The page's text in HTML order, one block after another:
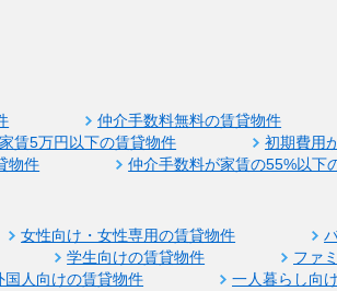
仲介手数料無料の賃貸物件
家賃5万円以下の賃貸物件 初期費用
物件
仲介手数料が家賃の55%以下
女性向け・女性専用の賃貸物件
学生向けの賃貸物件 ファ
国人向けの賃貸物件
一人暮らし向